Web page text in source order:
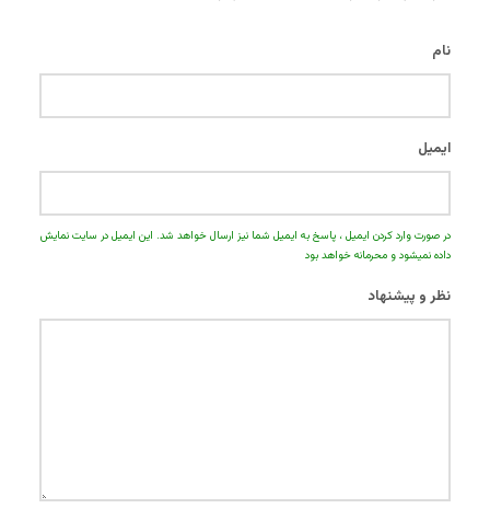
نام
ایمیل
در صورت وارد کردن ایمیل ، پاسخ به ایمیل شما نیز ارسال خواهد شد. این ایمیل در سایت نمایش
داده نمیشود و محرمانه خواهد بود
نظر و پیشنهاد